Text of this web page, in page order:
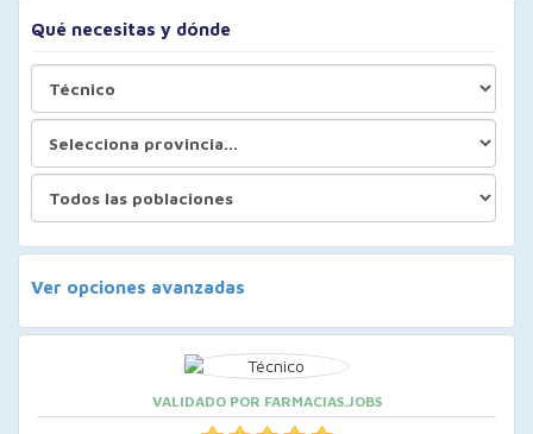
Qué necesitas y dónde
Ver opciones avanzadas
VALIDADO POR FARMACIAS.JOBS